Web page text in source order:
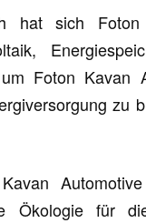
hat sich
Foton
zu
Ökologie für